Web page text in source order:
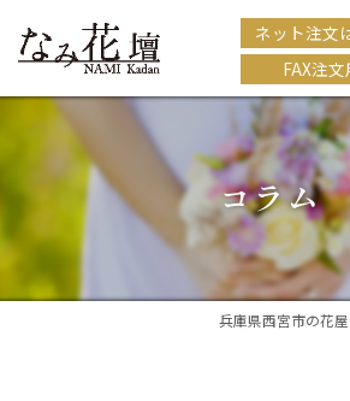
ネット注文
FAX注
コラム
兵庫県西宮市の花